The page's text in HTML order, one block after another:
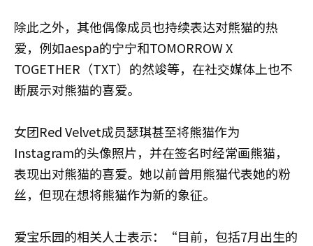
除此之外，其他偶像成员也持续表达对熊猫的热
爱，例如aespa的宁宁和TOMORROW X
TOGETHER（TXT）的然竣等，在社交媒体上也不
断展示对熊猫的喜爱。
女团Red Velvet成员瑟琪甚至将熊猫作为
Instagram的头像照片，并在签名时经常画熊猫，
表现出对熊猫的喜爱。她以前曾用熊猫代表她的粉
丝，但现在想将熊猫作为新的象征。
爱宝乐园的相关人士表示：“目前，包括7月出生的